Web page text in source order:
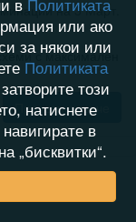
на 3 Март.
с максимален
Прочети повече
или ако
за някои или
Политиката
този
натиснете
в
„бисквитки“.